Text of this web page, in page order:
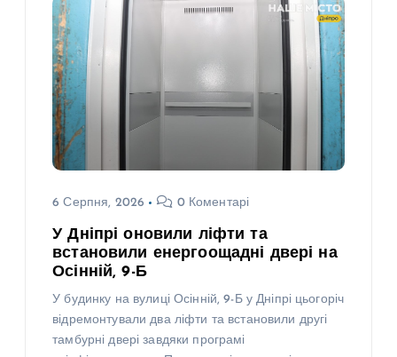
6 Серпня, 2026 0 Коментарі
У Дніпрі оновили ліфти та
встановили енергоощадні двері на
Осінній, 9-Б
У будинку на вулиці Осінній, 9-Б у Дніпрі цьогоріч
відремонтували два ліфти та встановили другі
тамбурні двері завдяки програмі